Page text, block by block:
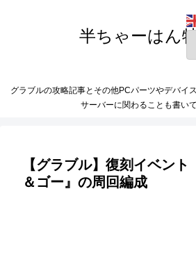
半ちゃーはん
グラブルの攻略記事とその他PCパーツやデバイ
サーバーに関わることも書いて
【グラブル】復刻イベン
＆ゴー』の周回編成